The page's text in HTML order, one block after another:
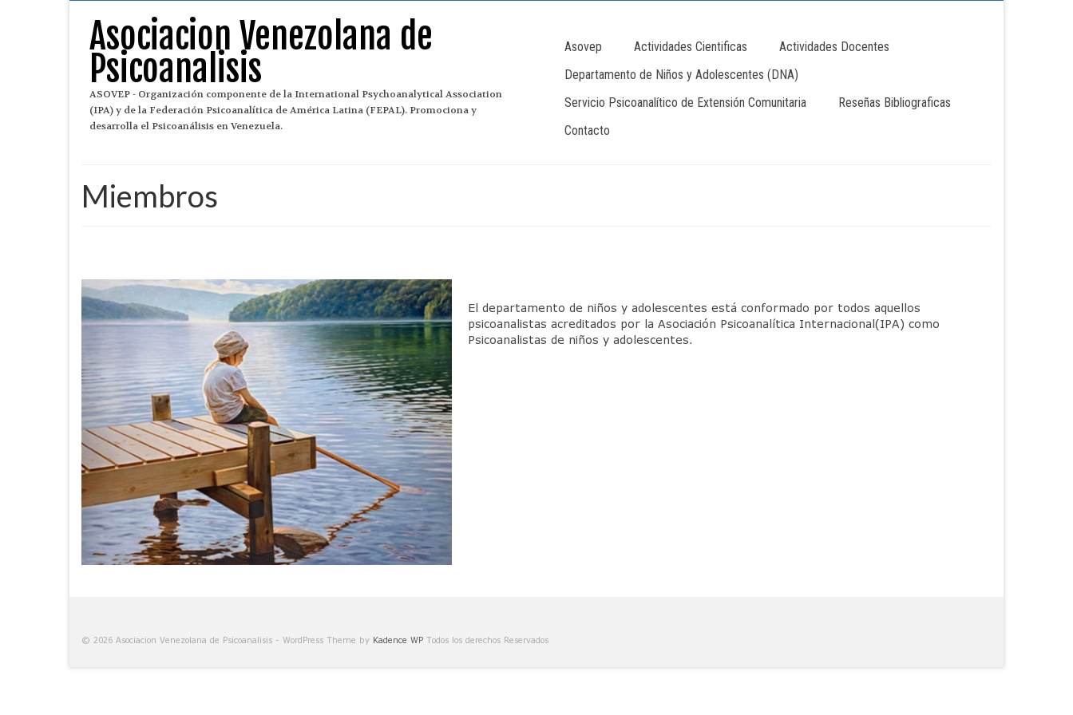
Asociacion Venezolana de
Psicoanalisis
ASOVEP - Organización componente de la International Psychoanalytical Association
(IPA) y de la Federación Psicoanalítica de América Latina (FEPAL). Promociona y
desarrolla el Psicoanálisis en Venezuela.
Asovep Actividades Cientificas
Actividades Docentes
Departamento de Niños y Adolescentes (DNA)
Servicio Psicoanalítico de Extensión Comunitaria
Reseñas Bibliograficas
Contacto
Miembros
El departamento de niños y adolescentes está conformado por todos aquellos
psicoanalistas acreditados por la Asociación Psicoanalítica Internacional(IPA) como
Psicoanalistas de niños y adolescentes.
© 2026 Asociacion Venezolana de Psicoanalisis - WordPress Theme by Kadence WP Todos los derechos Reservados